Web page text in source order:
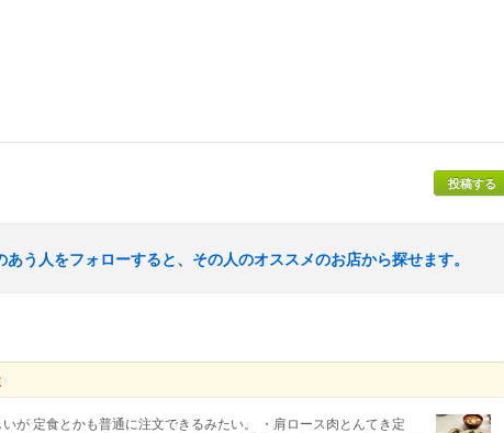
投稿する
あう人をフォローすると、その人のオススメのお店から探せます。
が 定食とかも普通に注文できるみたい。 ・肩ロース肉とんてき定